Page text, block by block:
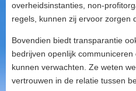
overheidsinstanties, non-
regels, kunnen zij ervoor zorgen
Bovendien biedt transparantie
bedrijven openlijk
kunnen verwachten. Ze weten
vertrouwen in de relatie tussen